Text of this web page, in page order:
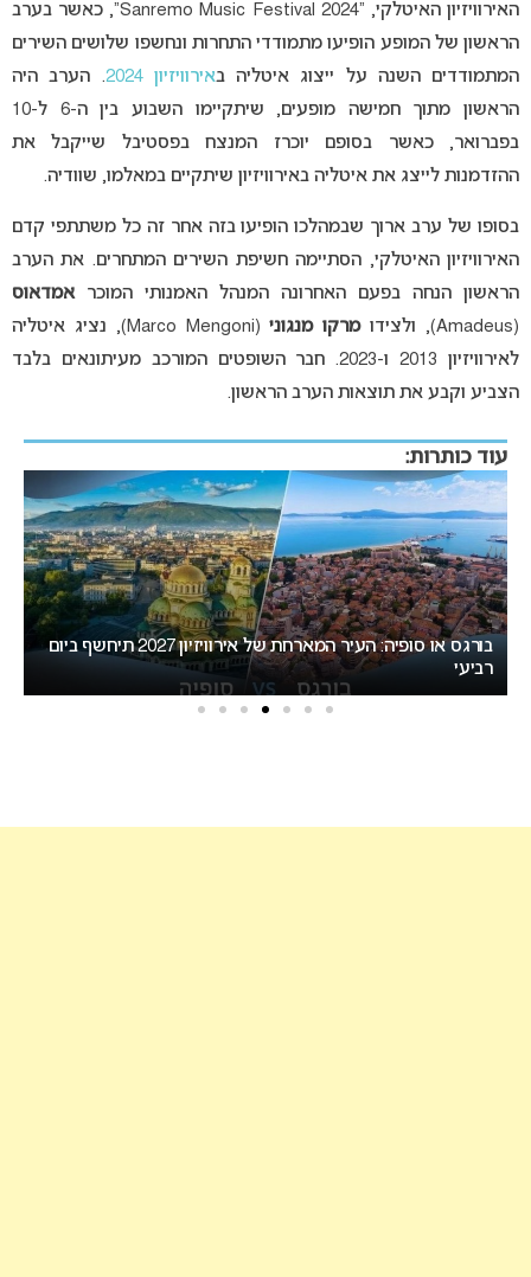
האירוויזיון האיטלקי, “Sanremo Music Festival 2024”, כאשר בערב
הראשון של המופע הופיעו מתמודדי התחרות ונחשפו שלושים השירים
המתמודדים השנה על ייצוג איטליה באירוויזיון 2024
. הערב היה
הראשון מתוך חמישה מופעים, שיתקיימו השבוע בין ה-6 ל-10
בפברואר, כאשר בסופם יוכרז המנצח בפסטיבל שייקבל את
ההזדמנות לייצג את איטליה באירוויזיון שיתקיים במאלמו, שוודיה.
בסופו של ערב ארוך שבמהלכו הופיעו בזה אחר זה כל משתתפי קדם
האירוויזיון האיטלקי, הסתיימה חשיפת השירים המתחרים. את הערב
הראשון הנחה בפעם האחרונה המנהל האמנותי המוכראמדאוס
(Amadeus), ולצידו
מרקו מנגוני
(Marco Mengoni), נציג איטליה
לאירוויזיון 2013 ו-2023.
חבר השופטים המורכב מעיתונאים בלבד
הצביע וקבע את תוצאות הערב הראשון.
עוד כותרות:
בורגס או סופיה: העיר המארחת של אירוויזיון 2027 תיחשף ביום
רביעי